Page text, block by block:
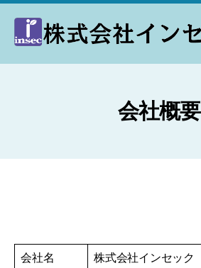
会社概要
会社名 株式会社インセック